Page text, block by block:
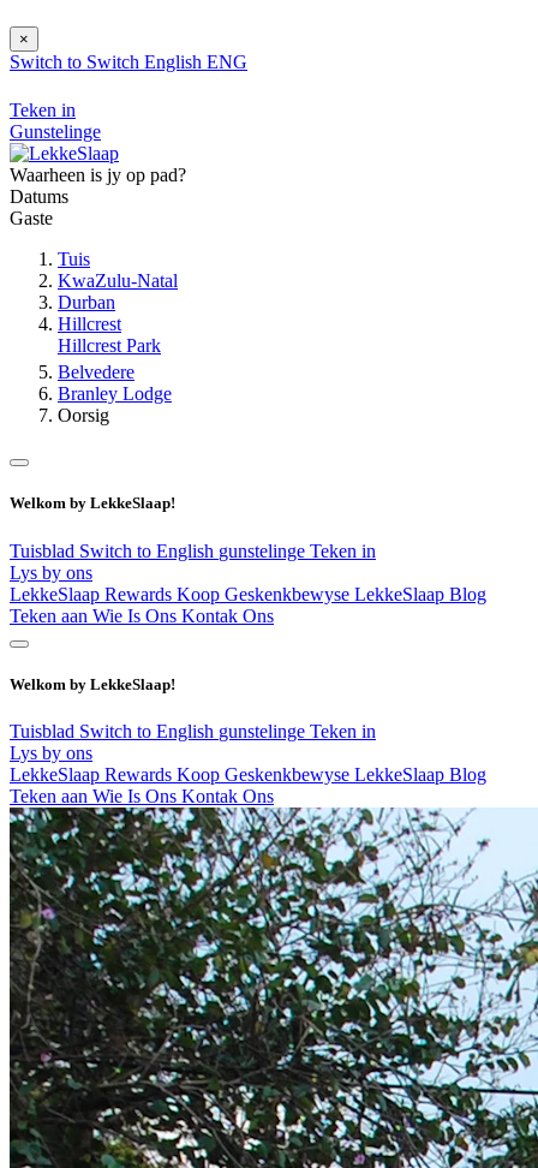
×
Switch to Switch English ENG
Teken in
Gunstelinge
Waarheen is jy op pad?
Datums
Gaste
Tuis
KwaZulu-Natal
Durban
Hillcrest
Hillcrest Park
Belvedere
Branley Lodge
Oorsig
Welkom by LekkeSlaap!
Tuisblad Switch to English gunstelinge Teken in
Lys by ons
LekkeSlaap Rewards Koop Geskenkbewyse LekkeSlaap Blog
Teken aan Wie Is Ons Kontak Ons
Welkom by LekkeSlaap!
Tuisblad Switch to English gunstelinge Teken in
Lys by ons
LekkeSlaap Rewards Koop Geskenkbewyse LekkeSlaap Blog
Teken aan Wie Is Ons Kontak Ons